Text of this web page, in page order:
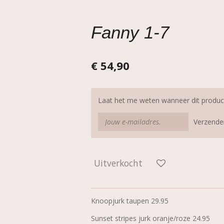
Fanny 1-7
€ 54,90
Laat het me weten wanneer dit
Uitverkocht
Knoopjurk taupen 29.95
Sunset stripes jurk oranje/roze 24.95